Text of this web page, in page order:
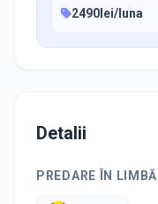
2490lei/luna
Detalii
PREDARE ÎN LIMBĂ